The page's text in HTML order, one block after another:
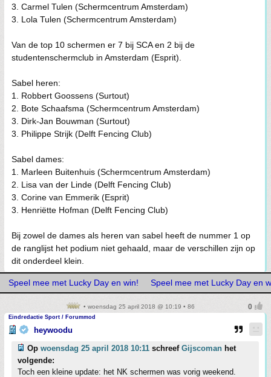
3. Carmel Tulen (Schermcentrum Amsterdam)
3. Lola Tulen (Schermcentrum Amsterdam)
Van de top 10 schermen er 7 bij SCA en 2 bij de
studentenschermclub in Amsterdam (Esprit).
Sabel heren:
1. Robbert Goossens (Surtout)
2. Bote Schaafsma (Schermcentrum Amsterdam)
3. Dirk-Jan Bouwman (Surtout)
3. Philippe Strijk (Delft Fencing Club)
Sabel dames:
1. Marleen Buitenhuis (Schermcentrum Amsterdam)
2. Lisa van der Linde (Delft Fencing Club)
3. Corine van Emmerik (Esprit)
3. Henriëtte Hofman (Delft Fencing Club)
Bij zowel de dames als heren van sabel heeft de nummer 1 op
de ranglijst het podium niet gehaald, maar de verschillen zijn op
dit onderdeel klein.
Speel mee met Lucky Day en win! Speel mee met Lucky Day en
• woensdag 25 april 2018 @ 10:19 • 86
Eindredactie Sport / Forummod
heywoodu
Op woensdag 25 april 2018 10:11 schreef Gijscoman het
volgende:
Toch een kleine update: het NK schermen was vorig weekend.